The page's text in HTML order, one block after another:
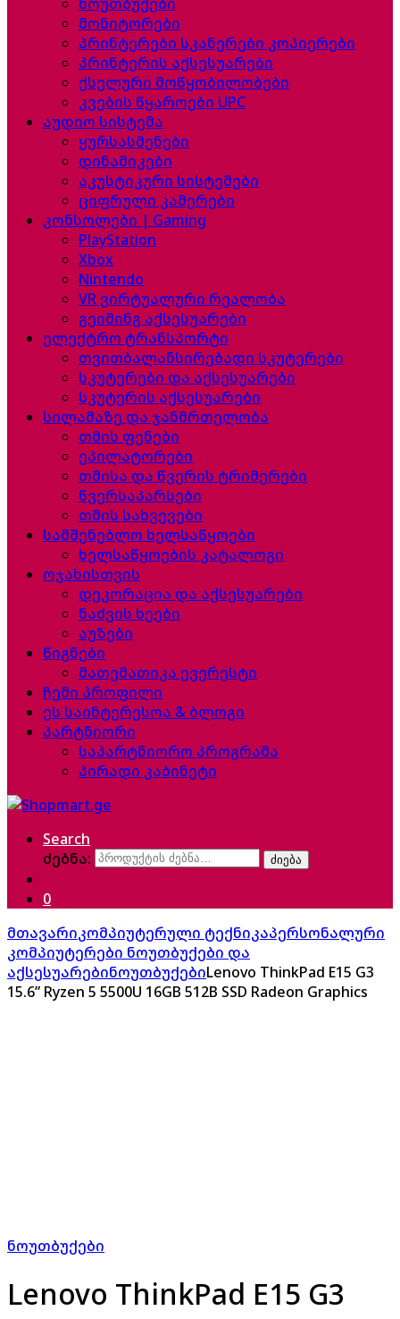
მონიტორები
პრინტერები სკანერები კოპიერები
პრინტერის აქსესუარები
ქსელური მოწყობილობები
კვების წყაროები UPC
აუდიო სისტემა
ყურსასმენები
დინამიკები
აკუსტიკური სისტემები
ციფრული კამერები
კონსოლები | Gaming
PlayStation
Xbox
Nintendo
VR ვირტუალური რეალობა
გეიმინგ აქსესუარები
ელექტრო ტრანსპორტი
თვითბალანსირებადი სკუტერები
სკუტერები და აქსესუარები
სკუტერის აქსესუარები
სილამაზე და ჯანმრთელობა
თმის ფენები
ეპილატორები
თმისა და წვერის ტრიმერები
წვერსაპარსები
თმის სახვევები
სამშენებლო ხელსაწყოები
ხელსაწყოების კატალოგი
ოჯახისთვის
დეკორაცია და აქსესუარები
ნაძვის ხეები
აუზები
წიგნები
მათემათიკა ევერესტი
ჩემი პროფილი
ეს საინტერესოა & ბლოგი
პარტნიორი
საპარტნიორო პროგრამა
პირადი კაბინეტი
Search
ძებნა:
ძიება
0
მთავარიკომპიუტერული ტექნიკაპერსონალური
კომპიუტერები ნოუთბუქები და
აქსესუარებინოუთბუქებიLenovo ThinkPad E15 G3
15.6” Ryzen 5 5500U 16GB 512B SSD Radeon Graphics
ნოუთბუქები
Lenovo ThinkPad E15 G3